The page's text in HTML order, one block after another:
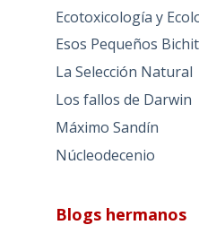
Ecotoxicología y
Esos Pequeños
La Selección Natural
Los fallos de Darwin
Máximo Sandín
Núcleodecenio
Blogs hermanos